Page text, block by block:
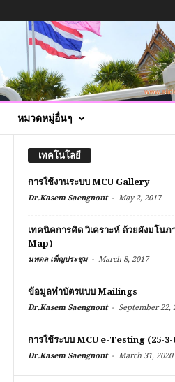
หมวดหมู่อื่นๆ
เทคโนโลยี
การใช้งานระบบ MCU Gallery
Dr.Kasem Saengnont - May 2, 2017
เทคนิคการคิด วิเคราะห์ ด้วยผังมโน
Map)
นพดล เพ็ญประชุม - March 8, 2017
ข้อมูลทำบัตรแบบ Mailings
Dr.Kasem Saengnont - September 22,
การใช้ระบบ MCU e-Testing (25-3-
Dr.Kasem Saengnont - March 31, 2020